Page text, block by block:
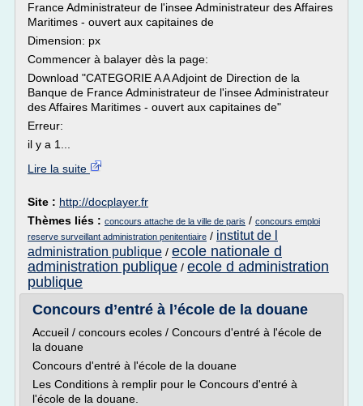
France Administrateur de l'insee Administrateur des Affaires
Maritimes - ouvert aux capitaines de
Dimension: px
Commencer à balayer dès la page:
Download "CATEGORIE A A Adjoint de Direction de la
Banque de France Administrateur de l'insee Administrateur
des Affaires Maritimes - ouvert aux capitaines de"
Erreur:
il y a 1...
Lire la suite
Site : http://docplayer.fr
Thèmes liés : concours attache de la ville de paris / concours emploi
reserve surveillant administration penitentiaire / institut de l
administration publique / ecole nationale d
administration publique / ecole d administration
publique
Concours d’entré à l’école de la douane
Accueil / concours ecoles / Concours d'entré à l'école de
la douane
Concours d'entré à l'école de la douane
Les Conditions à remplir pour le Concours d'entré à
l'école de la douane.